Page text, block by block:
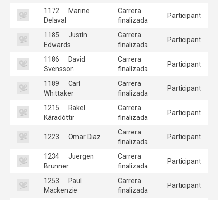
1172
Marine
Delaval
Carrera
finalizada
Participant
1185
Justin
Edwards
Carrera
finalizada
Participant
1186
David
Svensson
Carrera
finalizada
Participant
1189
Carl
Whittaker
Carrera
finalizada
Participant
1215
Rakel
Káradóttir
Carrera
finalizada
Participant
1223 Omar Diaz
Carrera
finalizada
Participant
1234
Juergen
Brunner
Carrera
finalizada
Participant
1253
Paul
Mackenzie
Carrera
finalizada
Participant